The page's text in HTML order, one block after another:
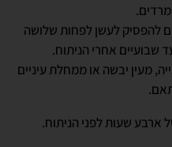
להפסיק לעשן לפחות שלושה
שבועיים אחרי הניתוח.
מעין יבשה או ממחלת עיניים
ארבע שעות לפני הניתוח.